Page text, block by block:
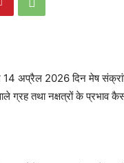
अप्रैल 2026 दिन मेष
ग्रह तथा नक्षत्रों के प्रभाव